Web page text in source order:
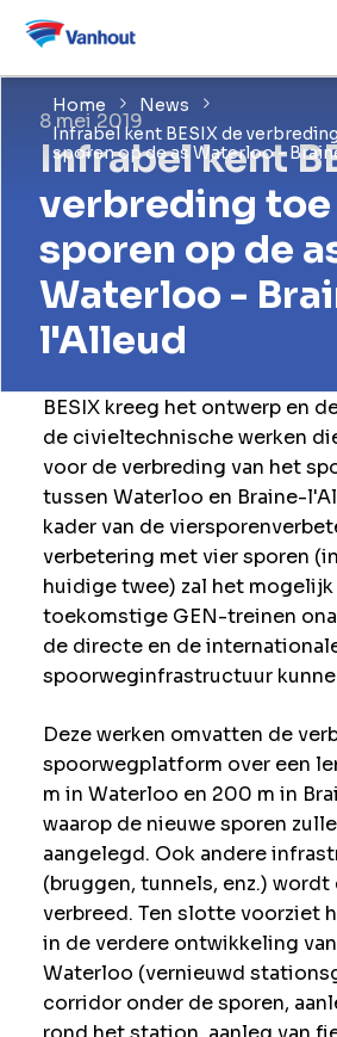
Home
News
Infrabel kent BESIX de
sporen op de as Waterloo -
8 mei 2019
Infrabel kent
verbreding toe
sporen op de
Waterloo -
l'Alleud
BESIX kreeg het ontwerp en
de civieltechnische werken
voor de verbreding van het
tussen Waterloo en Braine-
kader van de
verbetering met vier sporen
huidige twee) zal het mogelijk
toekomstige GEN-treinen
de directe en de
spoorweginfrastructuur
Deze werken omvatten de
spoorwegplatform over een
m in Waterloo en 200 m in
waarop de nieuwe sporen
aangelegd. Ook andere
(bruggen, tunnels, enz.) wordt
verbreed. Ten slotte voorziet
in de verdere ontwikkeling
Waterloo (vernieuwd
corridor onder de sporen,